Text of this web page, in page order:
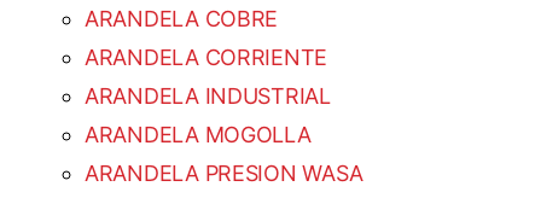
ARANDELA COBRE
ARANDELA CORRIENTE
ARANDELA INDUSTRIAL
ARANDELA MOGOLLA
ARANDELA PRESION WASA